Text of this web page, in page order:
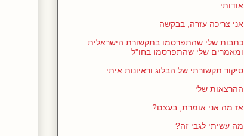
אודותי
אני צריכה עזרה, בבקשה
כתבות שלי שהתפרסמו בתקשורת הישראלית
ומאמרים שלי שהתפרסמו בחו"ל
סיקור תקשורתי של הבלוג וראיונות איתי
ההרצאות שלי
אז מה אני אומרת, בעצם?
מה עשיתי לגבי זה?